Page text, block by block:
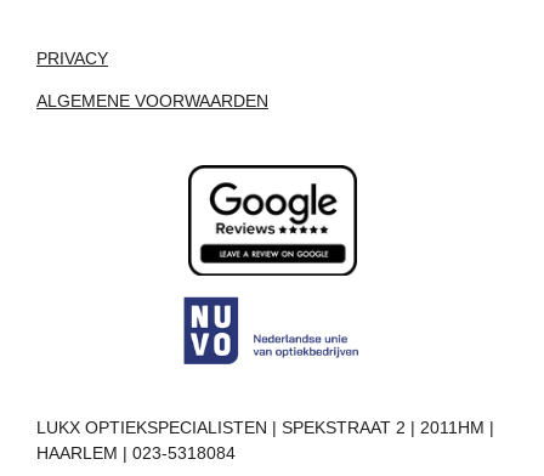
PRIVACY
ALGEMENE VOORWAARDEN
LUKX OPTIEKSPECIALISTEN | SPEKSTRAAT 2 | 2011HM |
HAARLEM | 023-5318084